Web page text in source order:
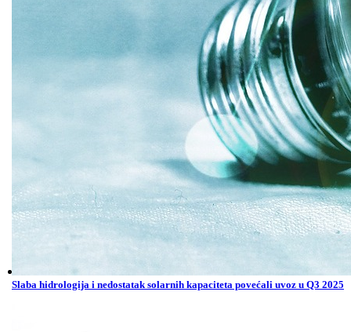
Slaba hidrologija i nedostatak solarnih kapaciteta povećali uvoz u Q3 2025